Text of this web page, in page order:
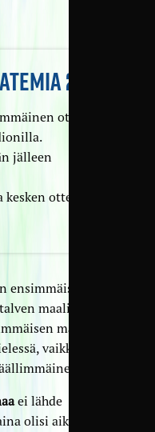
2
ottelu
jälleen
otteluun
ensimmäisen
maalitili
maalin
vaikkei tulos
asia.
ei lähde
olisi aika avata